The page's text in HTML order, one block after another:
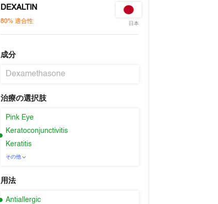
DEXALTIN
80% 適合性 日本
成分
Dexamethasone
治療の選択肢
Pink Eye
Keratoconjunctivitis
Keratitis
その他
用法
Antiallergic